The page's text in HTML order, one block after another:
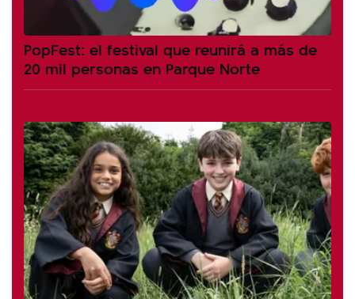
PopFest: el festival que reunirá a más de
20 mil personas en Parque Norte